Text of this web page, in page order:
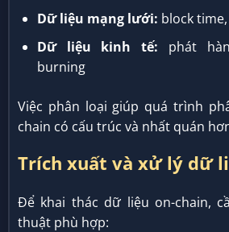
Dữ liệu mạng lưới: block
Dữ liệu kinh tế: phát
burning
Việc phân loại giúp quá trình
chain có cấu trúc và nhất quán
Trích xuất và xử lý dữ
Để khai thác dữ liệu on-chain,
thuật phù hợp: